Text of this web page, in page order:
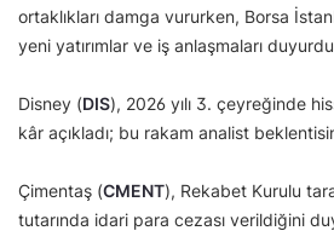
ortaklıkları damga vururken, Borsa
yeni yatırımlar ve iş anlaşmaları
Disney (DIS), 2026 yılı 3. çeyreğinde
kâr açıkladı; bu rakam analist
Çimentaş (CMENT), Rekabet Kurulu
tutarında idari para cezası verildiğini